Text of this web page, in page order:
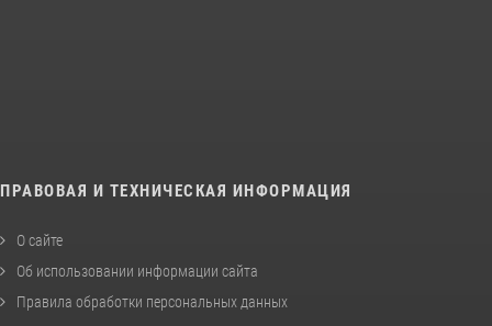
ПРАВОВАЯ И ТЕХНИЧЕСКАЯ ИНФОРМАЦИЯ
О сайте
Об использовании информации сайта
Правила обработки персональных данных